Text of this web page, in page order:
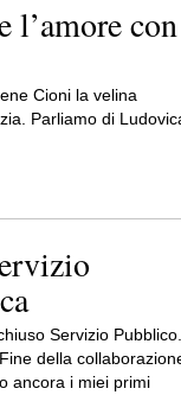
l’amore con
Cioni la velina
Parliamo di
Servizio Pubblico.
della
ancora i miei primi